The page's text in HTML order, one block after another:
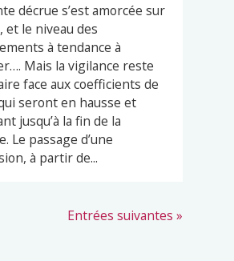
décrue s’est amorcée sur
et le niveau des
à tendance à
Mais la vigilance reste
face aux coefficients de
seront en hausse et
jusqu’à la fin de la
Le passage d’une
à partir de...
Entrées suivantes »